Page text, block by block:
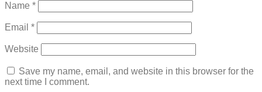
Name *
Email *
Website
Save my name, email, and website in this browser for the
next time I comment.